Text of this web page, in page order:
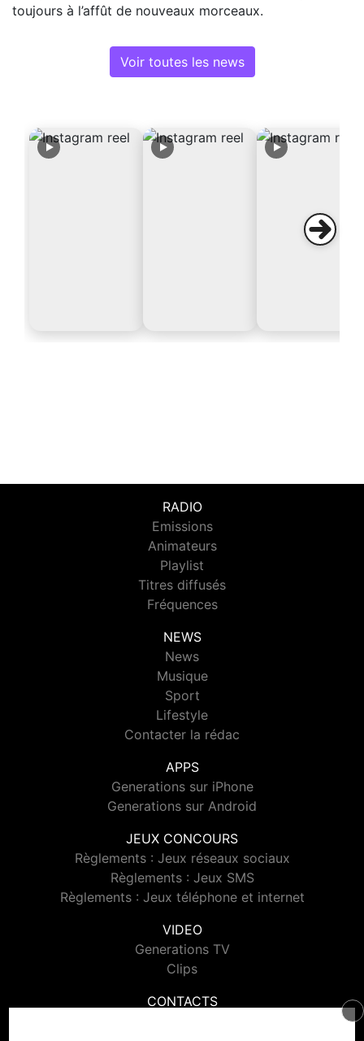
toujours à l’affût de nouveaux morceaux.
Voir toutes les news
RADIO
Emissions
Animateurs
Playlist
Titres diffusés
Fréquences
NEWS
News
Musique
Sport
Lifestyle
Contacter la rédac
APPS
Generations sur iPhone
Generations sur Android
JEUX CONCOURS
Règlements : Jeux réseaux sociaux
Règlements : Jeux SMS
Règlements : Jeux téléphone et internet
VIDEO
Generations TV
Clips
CONTACTS